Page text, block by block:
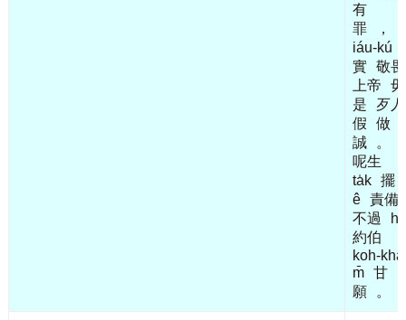
有
罪
，
iáu-kú
實 敬畏
上帝
毋
是
歹人
假
做
誠
。
呢生
ta̍k 擺
ê 責備
不過
hō͘
約伯
koh-
m̄ 甘
願
。